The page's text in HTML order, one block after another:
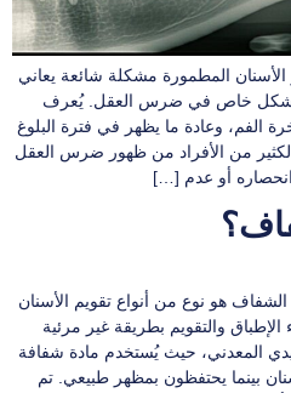
المطمورة مشكلة شائعة يعاني
بشكل خاص في ضرس العقل. يُعرف
وعادة ما يظهر في فترة البلوغ
الكثير من الأفراد من ظهور ضرس العقل
انحصاره أو عدم […]
هو نوع من أنواع تقويم الأسنان
والتقويم بطريقة غير مرئية
المعدني، حيث يُستخدم مادة شفافة
بينما يحتفظون بمظهر طبيعي. تم